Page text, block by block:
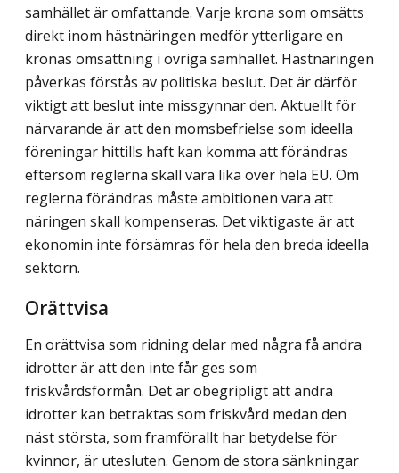
samhället är omfattande. Varje krona som omsätts
direkt inom hästnäringen medför ytterligare en
kronas omsättning i övriga samhället. Hästnäringen
påverkas förstås av politiska beslut. Det är därför
viktigt att beslut inte missgynnar den. Aktuellt för
närvarande är att den momsbefrielse som ideella
föreningar hittills haft kan komma att förändras
eftersom reglerna skall vara lika över hela EU. Om
reglerna förändras måste ambitionen vara att
näringen skall kompenseras. Det viktigaste är att
ekonomin inte försämras för hela den breda ideella
sektorn.
Orättvisa
En orättvisa som ridning delar med några få andra
idrotter är att den inte får ges som
friskvårdsförmån. Det är obegripligt att andra
idrotter kan betraktas som friskvård medan den
näst största, som framförallt har betydelse för
kvinnor, är utesluten. Genom de stora sänkningar